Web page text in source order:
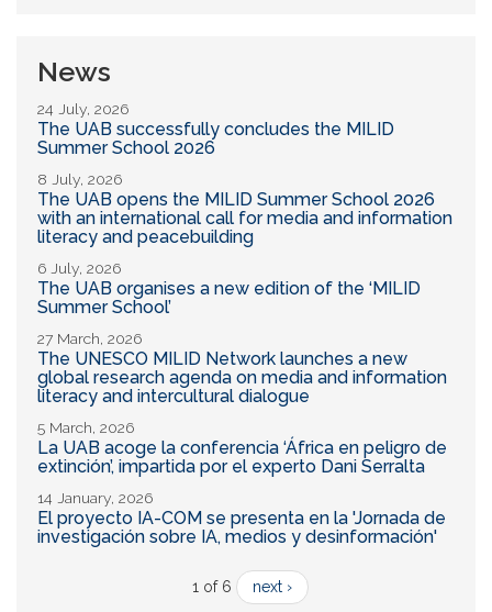
News
24 July, 2026
The UAB successfully concludes the MILID
Summer School 2026
8 July, 2026
The UAB opens the MILID Summer School 2026
with an international call for media and information
literacy and peacebuilding
6 July, 2026
The UAB organises a new edition of the ‘MILID
Summer School’
27 March, 2026
The UNESCO MILID Network launches a new
global research agenda on media and information
literacy and intercultural dialogue
5 March, 2026
La UAB acoge la conferencia ‘África en peligro de
extinción’, impartida por el experto Dani Serralta
14 January, 2026
El proyecto IA-COM se presenta en la 'Jornada de
investigación sobre IA, medios y desinformación'
1 of 6 next ›